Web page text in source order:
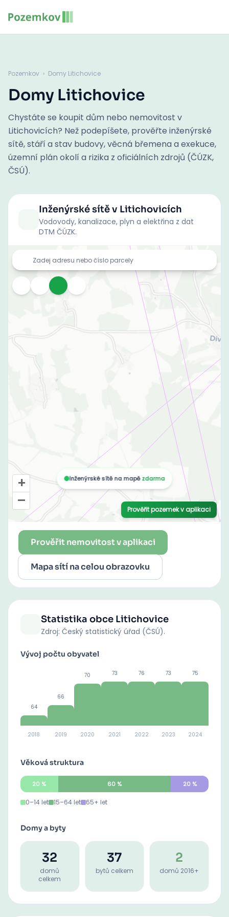
Pozemkov › Domy Litichovice
Domy Litichovice
Chystáte se koupit dům nebo nemovitost v
Litichovicích? Než podepíšete, prověřte inženýrské
sítě, stáří a stav budovy, věcná břemena a exekuce,
územní plán okolí a rizika z oficiálních zdrojů (ČÚZK,
ČSÚ).
Inženýrské sítěv Litichovicích
Vodovody, kanalizace, plyn a elektřina z dat
DTM ČÚZK.
Prověřit nemovitost v aplikaci
Mapa sítí na celou obrazovku
Statistika obce Litichovice
Zdroj: Český statistický úřad (ČSÚ).
Vývoj počtu obyvatel
64
2018
66
2019
70
2020
73
2021
76
2022
73
2023
75
2024
Věková struktura
20 % 60% 20%
0–14 let 15–64 let 65+ let
Domy a byty
32
domů
celkem
37
bytů celkem
2
domů 2016+